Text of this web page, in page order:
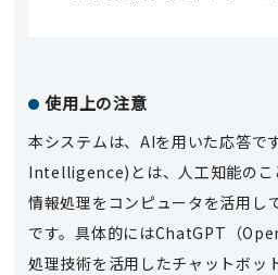
使用上の注意
本システムは、AIを用いた応答
Intelligence)とは、人工知能のこ
情報処理をコンピュータを活用し
です。具体的にはChatGPT（
処理技術を活用したチャットボッ